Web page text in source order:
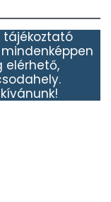
elérhető,